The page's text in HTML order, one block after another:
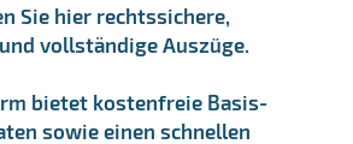
Sie hier rechtssichere,
vollständige Auszüge.
bietet kostenfreie Basis-
sowie einen schnellen